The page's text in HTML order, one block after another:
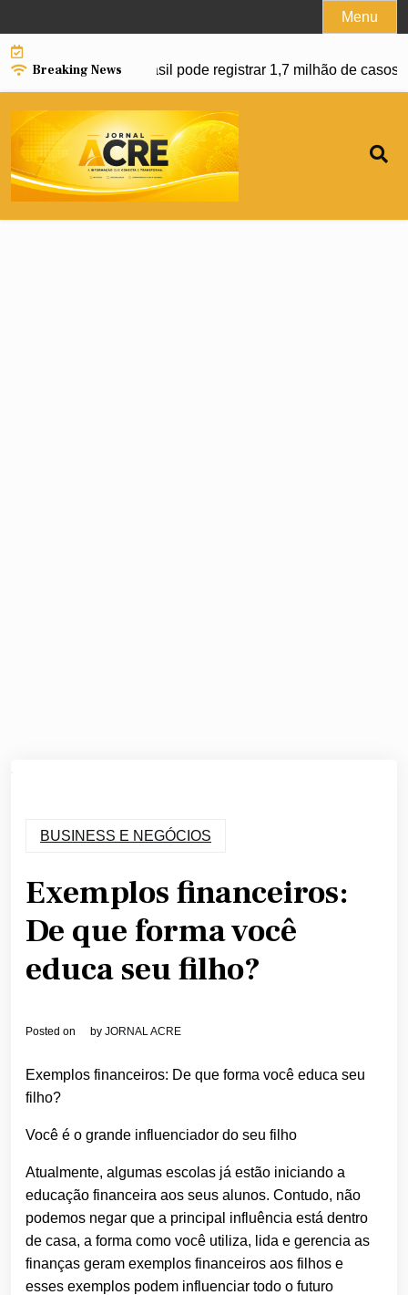
to
content
Menu
Breaking News
da dengue e Brasil pode registrar 1,7 milhão de casos
BUSINESS E NEGÓCIOS
Exemplos financeiros:
De que forma você
educa seu filho?
Posted on by JORNAL ACRE
Exemplos financeiros: De que forma você educa seu
filho?
Você é o grande influenciador do seu filho
Atualmente, algumas escolas já estão iniciando a
educação financeira aos seus alunos. Contudo, não
podemos negar que a principal influência está dentro
de casa, a forma como você utiliza, lida e gerencia as
finanças geram exemplos financeiros aos filhos e
esses exemplos podem influenciar todo o futuro